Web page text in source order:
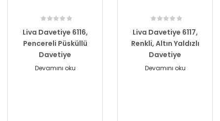
Liva Davetiye 6116,
Pencereli Püsküllü
Davetiye
Devamını oku
Liva Davetiye 6117,
Renkli, Altın Yaldızlı
Davetiye
Devamını oku